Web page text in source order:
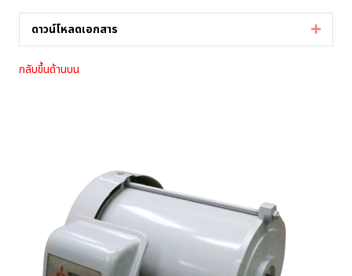
ดาวน์โหลดเอกสาร
กลับขึ้นด้านบน